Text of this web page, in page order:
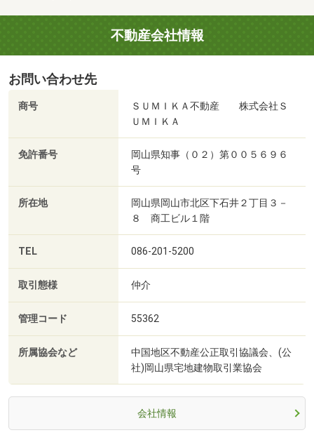
不動産会社情報
お問い合わせ先
商号
ＳＵＭＩＫＡ不動産 株式会社Ｓ
ＵＭＩＫＡ
免許番号
岡山県知事（０２）第００５６９６
号
所在地
岡山県岡山市北区下石井２丁目３－
８ 商工ビル１階
TEL 086-201-5200
取引態様 仲介
管理コード 55362
所属協会など
中国地区不動産公正取引協議会、(公
社)岡山県宅地建物取引業協会
会社情報